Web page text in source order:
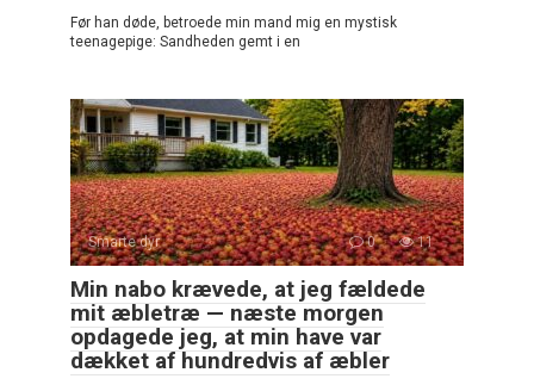
Før han døde, betroede min mand mig en mystisk
teenagepige: Sandheden gemt i en
Smarte dyr 0 11
Min nabo krævede, at jeg fældede
mit æbletræ — næste morgen
opdagede jeg, at min have var
dækket af hundredvis af æbler